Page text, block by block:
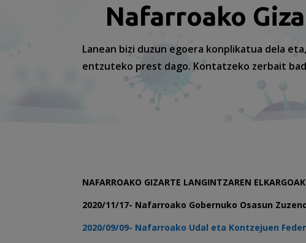
Nafarroako
Lanean bizi duzun egoera konplikatua dela
entzuteko prest dago. Kontatzeko zerbait
NAFARROAKO GIZARTE LANGINTZAREN
2020/11/17- Nafarroako Gobernuko Osasun
2020/09/09- Nafarroako Udal eta Kontzejuen